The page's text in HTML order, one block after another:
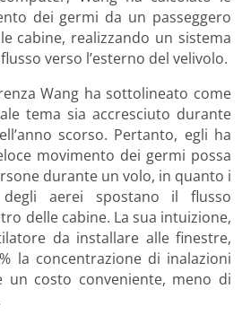
dei germi da un passeggero
cabine, realizzando un sistema
verso l’esterno del velivolo.
Wang ha sottolineato come
tema sia accresciuto durante
scorso. Pertanto, egli ha
movimento dei germi possa
durante un volo, in quanto i
aerei spostano il flusso
delle cabine. La sua intuizione,
da installare alle finestre,
la concentrazione di inalazioni
un costo conveniente, meno di